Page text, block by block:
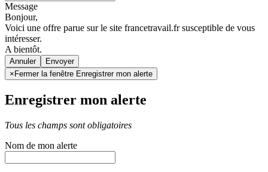
Message
Bonjour,
Voici une offre parue sur le site francetravail.fr susceptible de vous
intéresser.
A bientôt.
Annuler
× Fermer la fenêtre Enregistrer mon alerte
Enregistrer mon alerte
Tous les champs sont obligatoires
Nom de mon alerte